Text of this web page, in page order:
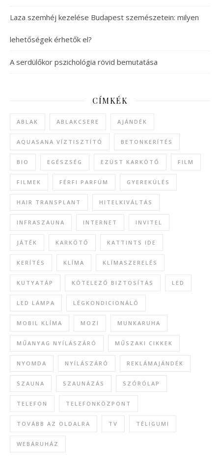
Laza szemhéj kezelése Budapest szemészetein: milyen
lehetőségek érhetők el?
A serdülőkor pszichológia rövid bemutatása
CÍMKÉK
ABLAK ABLAKCSERE AJÁNDÉK
AQUASANA VÍZTISZTÍTÓ BETONKERÍTÉS
BIO EGÉSZSÉG EZÜST KARKÖTŐ FILM
FILMEK FÉRFI PARFÜM GYEREKÜLÉS
HAIR TRANSPLANT HITELKIVÁLTÁS
INFRASZAUNA INTERNET INVITEL
JÁTÉK KARKÖTŐ KATTINTS IDE
KERÍTÉS KLÍMA KLÍMASZERELÉS
KUTYATÁP KÖTELEZŐ BIZTOSÍTÁS LED
LED LÁMPA LÉGKONDICIONÁLÓ
MOBIL KLÍMA MOZI MUNKARUHA
MŰANYAG NYÍLÁSZÁRÓ MŰSZAKI CIKKEK
NYOMDA NYÍLÁSZÁRÓ REKLÁMAJÁNDÉK
SZAUNA SZAUNÁZÁS SZÓRÓLAP
TELEFON TELEFONKÖZPONT
TOVÁBB AZ OLDALRA TV TÉLIGUMI
WEBÁRUHÁZ